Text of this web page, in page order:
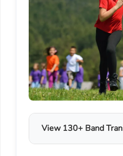
View 130+ Band